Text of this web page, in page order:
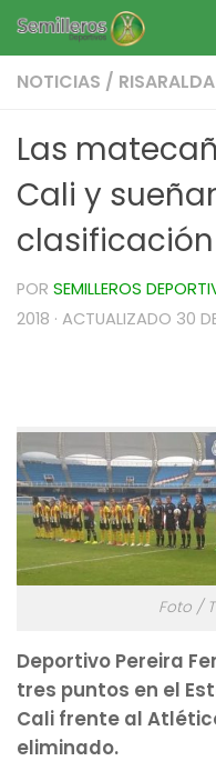
Saltar al contenido
NOTICIAS / RISARALDA
Las
Cali y
clasificación
POR SEMILLEROS
2018 · ACTUALIZADO 30
Foto /
Deportivo Pereira
tres puntos en el
Cali frente al
eliminado.